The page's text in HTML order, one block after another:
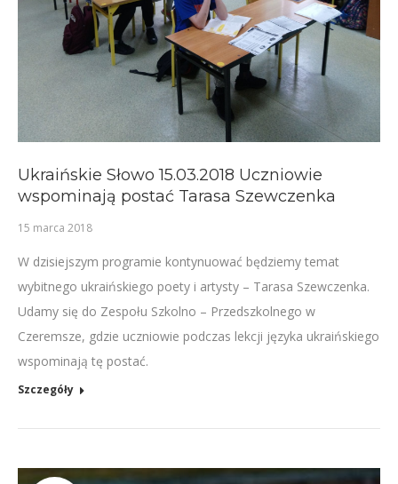
Ukraińskie Słowo 15.03.2018 Uczniowie
wspominają postać Tarasa Szewczenka
15 marca 2018
W dzisiejszym programie kontynuować będziemy temat
wybitnego ukraińskiego poety i artysty – Tarasa Szewczenka.
Udamy się do Zespołu Szkolno – Przedszkolnego w
Czeremsze, gdzie uczniowie podczas lekcji języka ukraińskiego
wspominają tę postać.
Szczegóły